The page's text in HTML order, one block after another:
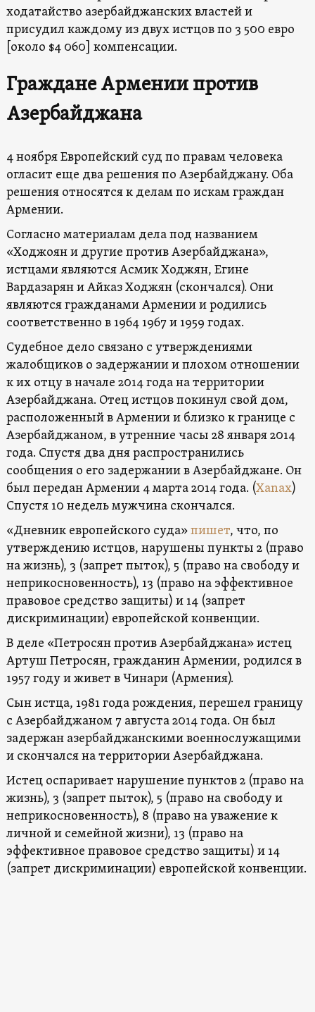
ходатайство азербайджанских властей и
присудил каждому из двух истцов по 3 500 евро
[около $4 060] компенсации.
Граждане Армении против
Азербайджана
4 ноября Европейский суд по правам человека
огласит еще два решения по Азербайджану. Оба
решения относятся к делам по искам граждан
Армении.
Согласно материалам дела под названием
«Ходжоян и другие против Азербайджана»,
истцами являются Асмик Ходжян, Егине
Вардазарян и Айказ Ходжян (скончался). Они
являются гражданами Армении и родились
соответственно в 1964 1967 и 1959 годах.
Судебное дело связано с утверждениями
жалобщиков о задержании и плохом отношении
к их отцу в начале 2014 года на территории
Азербайджана. Отец истцов покинул свой дом,
расположенный в Армении и близко к границе с
Азербайджаном, в утренние часы 28 января 2014
года. Спустя два дня распространились
сообщения о его задержании в Азербайджане. Он
был передан Армении 4 марта 2014 года. (Xanax)
Спустя 10 недель мужчина скончался.
«Дневник европейского суда»пишет, что, по
утверждению истцов, нарушены пункты 2 (право
на жизнь), 3 (запрет пыток), 5 (право на свободу и
неприкосновенность), 13 (право на эффективное
правовое средство защиты) и 14 (запрет
дискриминации) европейской конвенции.
В деле «Петросян против Азербайджана» истец
Артуш Петросян, гражданин Армении, родился в
1957 году и живет в Чинари (Армения).
Сын истца, 1981 года рождения, перешел границу
с Азербайджаном 7 августа 2014 года. Он был
задержан азербайджанскими военнослужащими
и скончался на территории Азербайджана.
Истец оспаривает нарушение пунктов 2 (право на
жизнь), 3 (запрет пыток), 5 (право на свободу и
неприкосновенность), 8 (право на уважение к
личной и семейной жизни), 13 (право на
эффективное правовое средство защиты) и 14
(запрет дискриминации) европейской конвенции.